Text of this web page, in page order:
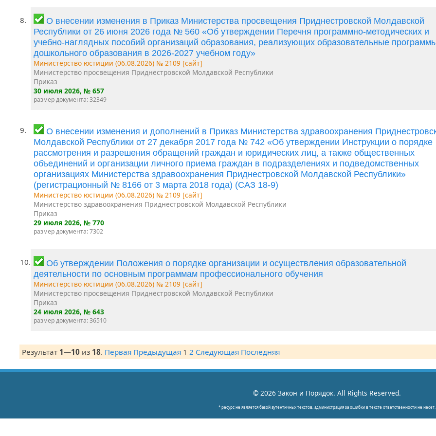
8.
О внесении изменения в Приказ Министерства просвещения Приднестровской Молдавской
Республики от 26 июня 2026 года № 560 «Об утверждении Перечня программно-методических и
учебно-наглядных пособий организаций образования, реализующих образовательные
дошкольного образования в 2026-2027 учебном году»
Министерство юстиции (06.08.2026) № 2109 [сайт]
Министерство просвещения Приднестровской Молдавской Республики
Приказ
30 июля 2026, № 657
размер документа: 32349
9.
О внесении изменения и дополнений в Приказ Министерства здравоохранения
Молдавской Республики от 27 декабря 2017 года № 742 «Об утверждении Инструкции о порядке
рассмотрения и разрешения обращений граждан и юридических лиц, а также общественных
объединений и организации личного приема граждан в подразделениях и подведомственных
организациях Министерства здравоохранения Приднестровской Молдавской Республики»
(регистрационный № 8166 от 3 марта 2018 года) (САЗ 18-9)
Министерство юстиции (06.08.2026) № 2109 [сайт]
Министерство здравоохранения Приднестровской Молдавской Республики
Приказ
29 июля 2026, № 770
размер документа: 7302
10.
Об утверждении Положения о порядке организации и осуществления образовательной
деятельности по основным программам профессионального обучения
Министерство юстиции (06.08.2026) № 2109 [сайт]
Министерство просвещения Приднестровской Молдавской Республики
Приказ
24 июля 2026, № 643
размер документа: 36510
Результат 1—10 из 18. Первая Предыдущая 1 2 Следующая Последняя
© 2026 Закон и Порядок. All Rights Reserved.
* ресурс не является базой аутентичных текстов, администрация за ошибки в тексте ответственности не несет.